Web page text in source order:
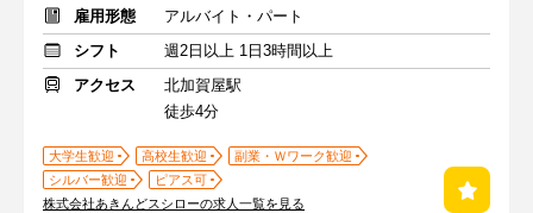
雇用形態
アルバイト・パート
シフト
週2日以上 1日3時間以上
アクセス
北加賀屋駅
徒歩4分
大学生歓迎 高校生歓迎
副業・Ｗワーク歓迎
シルバー歓迎
ピアス可
株式会社あきんどスシローの求人一覧を見る